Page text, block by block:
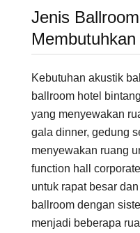
Jenis
Kebutuhan akustik
ballroom hotel
yang menyewakan
gala dinner, gedung
menyewakan ruang
function hall
untuk rapat besar
ballroom dengan
menjadi beberapa